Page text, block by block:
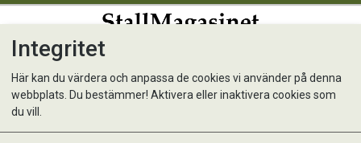
Integritet
Här kan du värdera och anpassa de cookies vi använder på denna
webbplats. Du bestämmer! Aktivera eller inaktivera cookies som
du vill.